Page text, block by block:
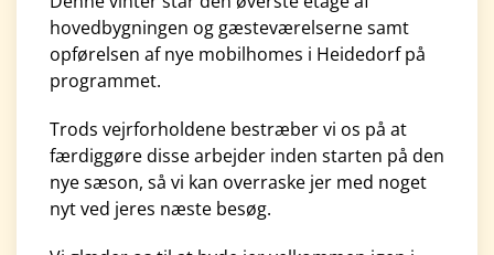
hovedbygningen og gæsteværelserne samt
opførelsen af nye mobilhomes i Heidedorf på
programmet.
Trods vejrforholdene bestræber vi os på at
færdiggøre disse arbejder inden starten på den
nye sæson, så vi kan overraske jer med noget
nyt ved jeres næste besøg.